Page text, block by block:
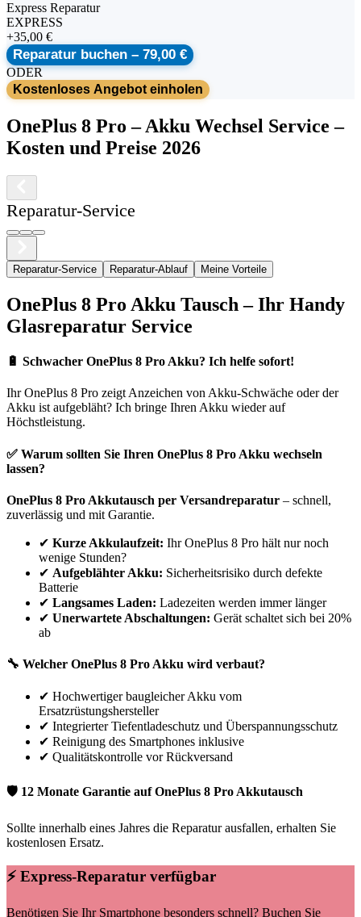
Express Reparatur
EXPRESS
+35,00 €
Reparatur buchen – 79,00 €
ODER
Kostenloses Angebot einholen
OnePlus 8 Pro –Akku Wechsel Service –
Kosten und Preise 2026
Reparatur-Service
Reparatur-Service Reparatur-Ablauf Meine Vorteile
OnePlus 8 Pro Akku Tausch – Ihr Handy
Glasreparatur Service
🔋 Schwacher OnePlus 8 Pro Akku? Ich helfe sofort!
IhrOnePlus 8 Pro zeigt Anzeichen von Akku-Schwäche oder der
Akku ist aufgebläht? Ich bringe Ihren Akku wieder auf
Höchstleistung.
✅ Warum sollten Sie Ihren OnePlus 8 Pro Akku wechseln
lassen?
OnePlus 8 Pro Akkutausch per Versandreparatur – schnell,
zuverlässig und mit Garantie.
✔ Kurze Akkulaufzeit: IhrOnePlus 8 Pro hält nur noch
wenige Stunden?
✔ Aufgeblähter Akku: Sicherheitsrisiko durch defekte
Batterie
✔ Langsames Laden: Ladezeiten werden immer länger
✔ Unerwartete Abschaltungen: Gerät schaltet sich bei 20%
ab
🔧 Welcher OnePlus 8 Pro Akku wird verbaut?
✔ Hochwertiger baugleicher Akku vom
Ersatzrüstungshersteller
✔ Integrierter Tiefentladeschutz und Überspannungsschutz
✔ Reinigung des Smartphones inklusive
✔ Qualitätskontrolle vor Rückversand
🛡 12 Monate Garantie aufOnePlus 8 Pro Akkutausch
Sollte innerhalb eines Jahres die Reparatur ausfallen, erhalten Sie
kostenlosen Ersatz.
⚡ Express-Reparatur verfügbar
Benötigen Sie Ihr Smartphone besonders schnell? Buchen Sie